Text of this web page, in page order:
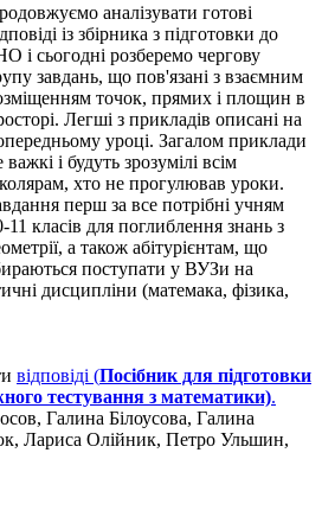
аналізувати готові
із збірника з підготовки до
і сьогодні розберемо чергову
завдань, що пов'язані з взаємним
точок, прямих і площин в
Легші з прикладів описані на
уроці. Загалом приклади
важкі і будуть зрозумілі всім
хто не прогулював уроки.
перш за все потрібні учням
11 класів для поглиблення знань з
а також абітурієнтам, що
поступати у ВУЗи на
дисципліни (матемака, фізика,
відповіді (Посібник для підготовки
тестування з математики).
Галина Білоусова, Галина
Лариса Олійник, Петро Ульшин,